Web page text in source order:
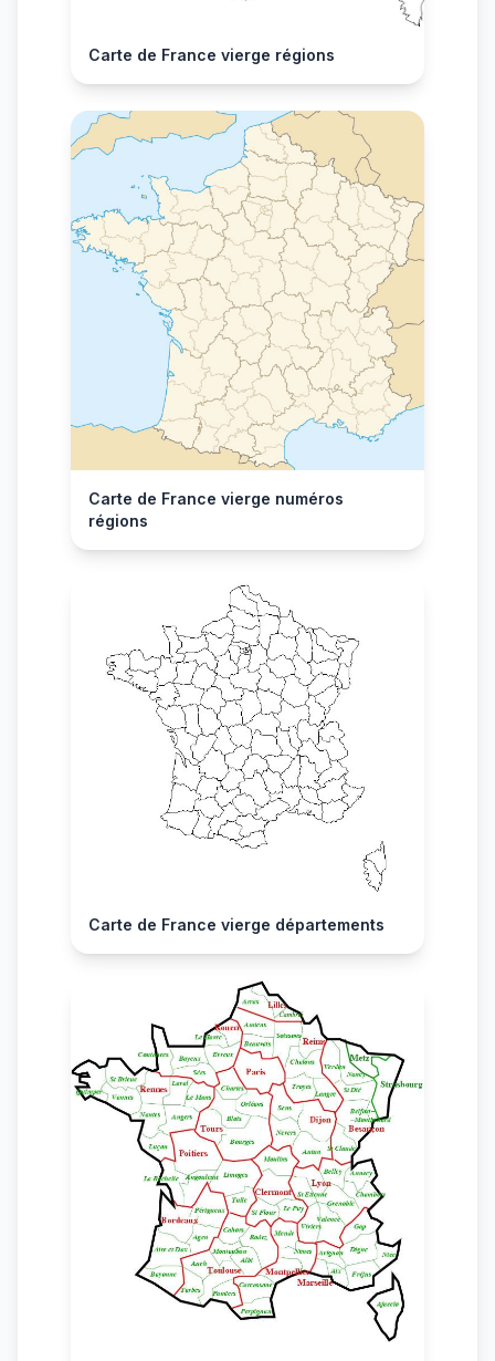
Carte de France vierge régions
Carte de France vierge numéros
régions
Carte de France vierge départements